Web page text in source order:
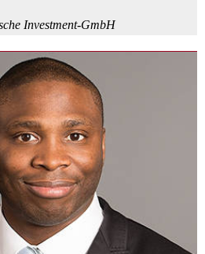
Investment-GmbH